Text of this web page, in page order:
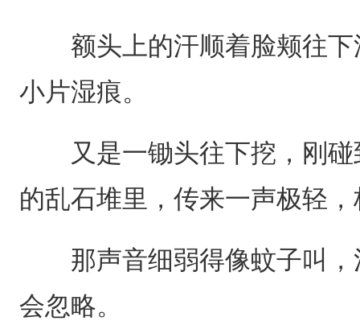
额头上的汗顺着脸颊往下
小片湿痕。
又是一锄头往下挖，刚碰
的乱石堆里，传来一声极轻
那声音细弱得像蚊子叫，
会忽略。